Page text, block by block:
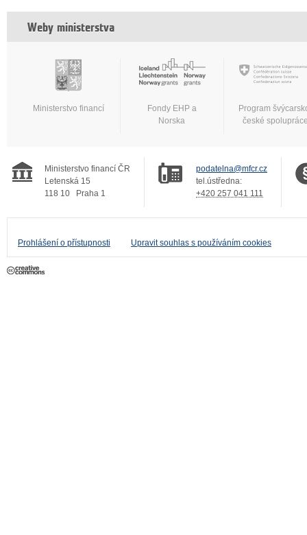
Weby ministerstva
Ministerstvo financí
Fondy EHP a
Norska
Program
české
Ministerstvo financí ČR
Letenská 15
118 10
Praha 1
podatelna@mfcr.cz
tel.ústředna:
+420 257 041 111
Prohlášení o přístupnosti Upravit souhlas s používáním cookies